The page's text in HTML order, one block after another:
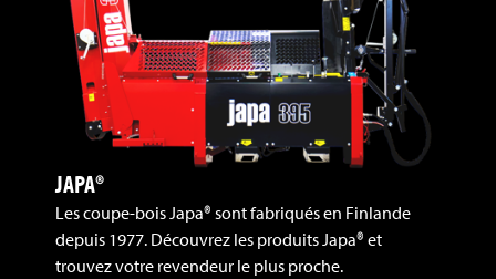
JAPA®
Les coupe-bois Japa® sont fabriqués en Finlande
depuis 1977. Découvrez les produits Japa® et
trouvez votre revendeur le plus proche.